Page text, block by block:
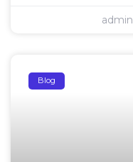
admin
Blog